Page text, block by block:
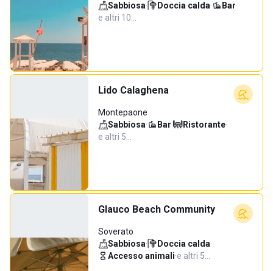
Sabbiosa· Doccia calda· Bar·
e altri 10…
Lido Calaghena
Montepaone
Sabbiosa· Bar· Ristorante·
e altri 5…
Glauco Beach Community
Soverato
Sabbiosa· Doccia calda·
Accesso animali·e altri 5…